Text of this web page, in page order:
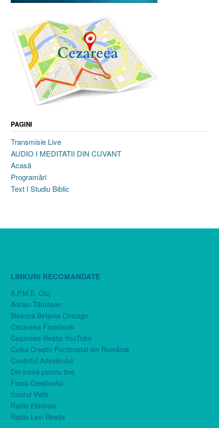
PAGINI
Transmisie Live
AUDIO I MEDITATII DIN CUVANT
Acasă
Programări
Text I Studiu Biblic
LINKURI RECOMANDATE
A.P.M.E. Cluj
Adrian Tămăşan
Biserica Betania Chicago
Cezareea Facebook
Cezareea Reşiţa YouTube
Cultul Creştin Penticostal din România
Cuvântul Adevărului
Din inimă pentru tine
Foaia Creştinului
Izvorul Vieţii
Radio Ekklesia
Radio Levi Reşiţa